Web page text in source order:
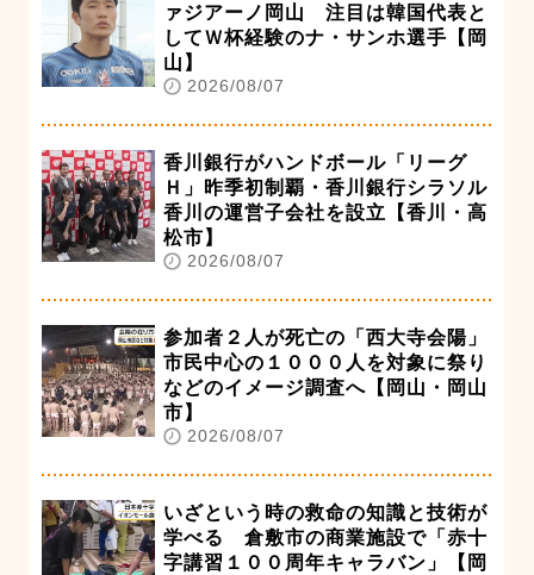
ァジアーノ岡山 注目は韓国代表と
してＷ杯経験のナ・サンホ選手【岡
山】
2026/08/07
香川銀行がハンドボール「リーグ
Ｈ」昨季初制覇・香川銀行シラソル
香川の運営子会社を設立【香川・高
松市】
2026/08/07
参加者２人が死亡の「西大寺会陽」
市民中心の１０００人を対象に祭り
などのイメージ調査へ【岡山・岡山
市】
2026/08/07
いざという時の救命の知識と技術が
学べる 倉敷市の商業施設で「赤十
字講習１００周年キャラバン」【岡